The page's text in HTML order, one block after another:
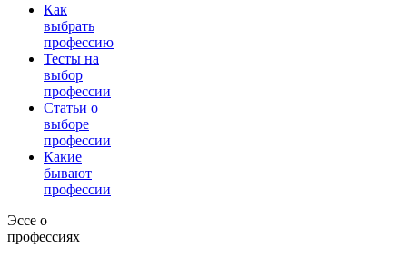
Как
выбрать
профессию
Тесты на
выбор
профессии
Статьи о
выборе
профессии
Какие
бывают
профессии
Эссе о
профессиях